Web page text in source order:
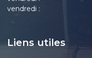
vendredi :
Liens utiles